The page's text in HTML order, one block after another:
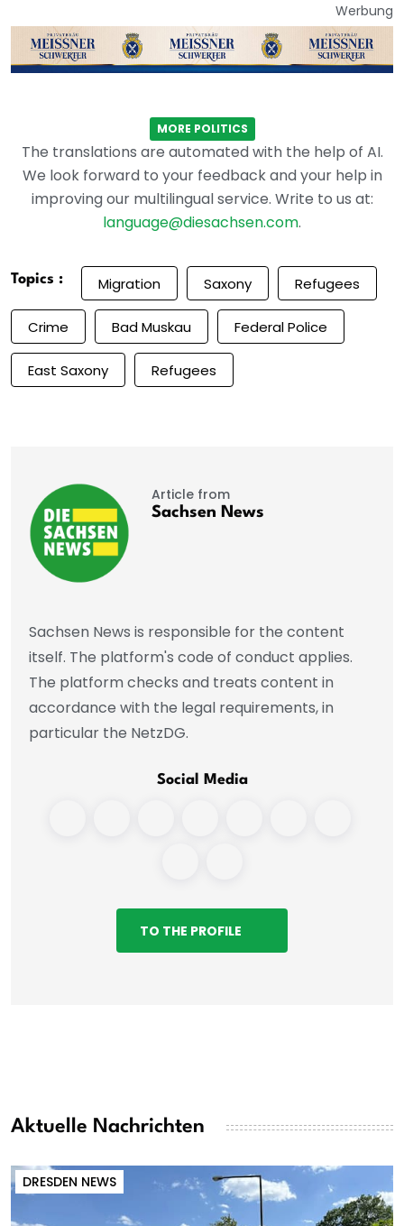
Werbung
MORE POLITICS
The translations are automated with the help of AI.
We look forward to your feedback and your help in
improving our multilingual service. Write to us at:
language@diesachsen.com.
Topics : Migration Saxony Refugees
Crime Bad Muskau Federal Police
East Saxony Refugees
Article from
Sachsen News
Sachsen News is responsible for the content
itself. The platform's code of conduct applies.
The platform checks and treats content in
accordance with the legal requirements, in
particular the NetzDG.
Social Media
TO THE PROFILE
Aktuelle Nachrichten
DRESDEN NEWS